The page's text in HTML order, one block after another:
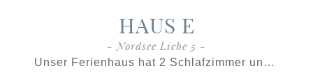
HAUS E
- Nordsee Liebe 5 -
Unser Ferienhaus hat 2 Schlafzimmer und 2 Bäder und erstreckt sich über 2 Etagen mit einer Wohnfläche von